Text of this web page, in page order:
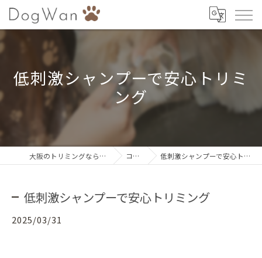
低刺激シャンプーで安心トリミ
ング
大阪のトリミングならDogWan コラム 低刺激シャンプーで安心トリミング
低刺激シャンプーで安心トリミング
2025/03/31